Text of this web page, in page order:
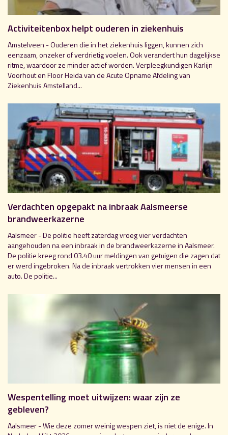
Activiteitenbox helpt ouderen in ziekenhuis
Amstelveen - Ouderen die in het ziekenhuis liggen, kunnen zich
eenzaam, onzeker of verdrietig voelen. Ook verandert hun dagelijkse
ritme, waardoor ze minder actief worden. Verpleegkundigen Karlijn
Voorhout en Floor Heida van de Acute Opname Afdeling van
Ziekenhuis Amstelland...
Verdachten opgepakt na inbraak Aalsmeerse
brandweerkazerne
Aalsmeer - De politie heeft zaterdag vroeg vier verdachten
aangehouden na een inbraak in de brandweerkazerne in Aalsmeer.
De politie kreeg rond 03.40 uur meldingen van getuigen die zagen dat
er werd ingebroken. Na de inbraak vertrokken vier mensen in een
auto. De politie...
Wespentelling moet uitwijzen: waar zijn ze
gebleven?
Aalsmeer - Wie deze zomer weinig wespen ziet, is niet de enige. In